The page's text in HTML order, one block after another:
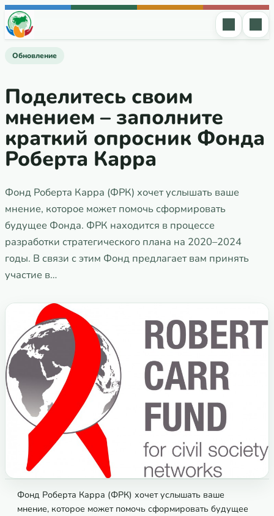
Перейти к содержимому
Обновление
Поделитесь своим
мнением – заполните
краткий опросник Фонда
Роберта Карра
Фонд Роберта Карра (ФРК) хочет услышать ваше
мнение, которое может помочь сформировать
будущее Фонда. ФРК находится в процессе
разработки стратегического плана на 2020–2024
годы. В связи с этим Фонд предлагает вам принять
участие в…
Фонд Роберта Карра (ФРК) хочет услышать ваше
мнение, которое может помочь сформировать будущее